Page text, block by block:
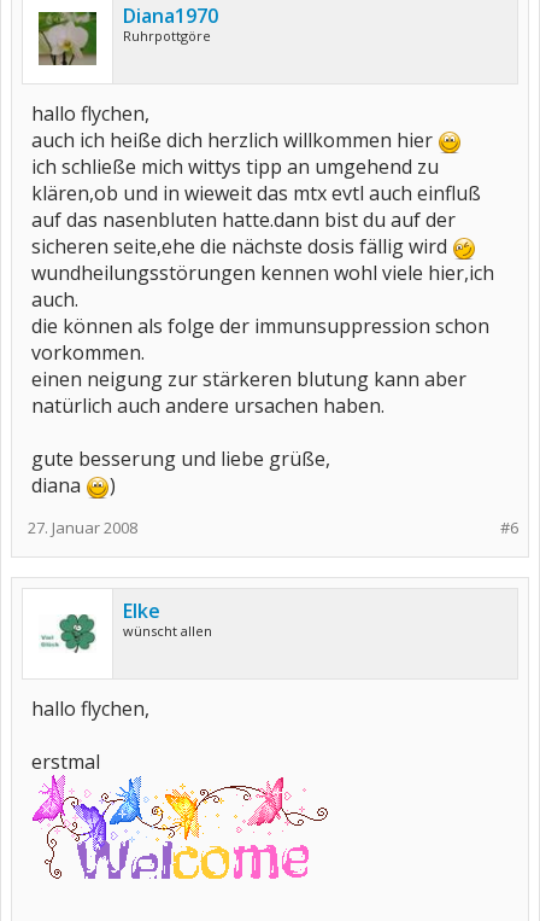
Diana1970
Ruhrpottgöre
hallo flychen,
auch ich heiße dich herzlich willkommen hier
ich schließe mich wittys tipp an umgehend zu
klären,ob und in wieweit das mtx evtl auch einfluß
auf das nasenbluten hatte.dann bist du auf der
sicheren seite,ehe die nächste dosis fällig wird
wundheilungsstörungen kennen wohl viele hier,ich
auch.
die können als folge der immunsuppression schon
vorkommen.
einen neigung zur stärkeren blutung kann aber
natürlich auch andere ursachen haben.
gute besserung und liebe grüße,
diana
)
#6
27. Januar 2008
Elke
wünscht allen
hallo flychen,
erstmal